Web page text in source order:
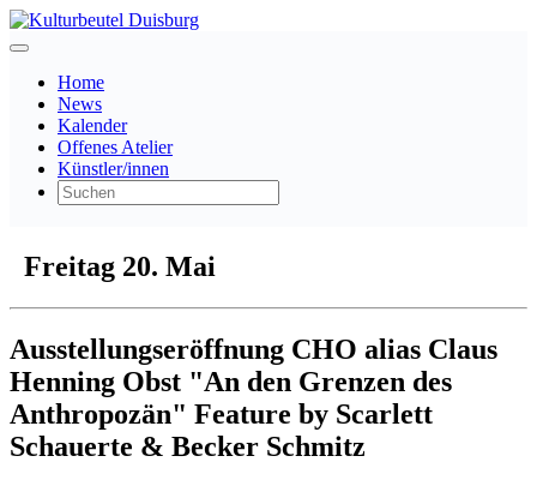
Home
News
Kalender
Offenes Atelier
Künstler/innen
Freitag 20. Mai
Ausstellungseröffnung CHO alias Claus
Henning Obst "An den Grenzen des
Anthropozän" Feature by Scarlett
Schauerte & Becker Schmitz